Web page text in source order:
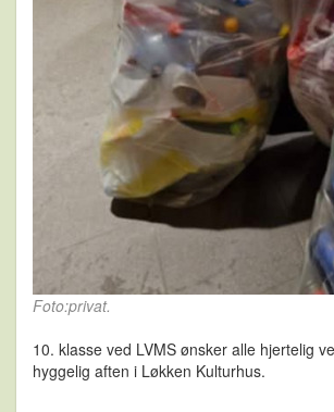
Foto:privat.
10. klasse ved LVMS ønsker alle hjertelig
hyggelig aften i Løkken Kulturhus.